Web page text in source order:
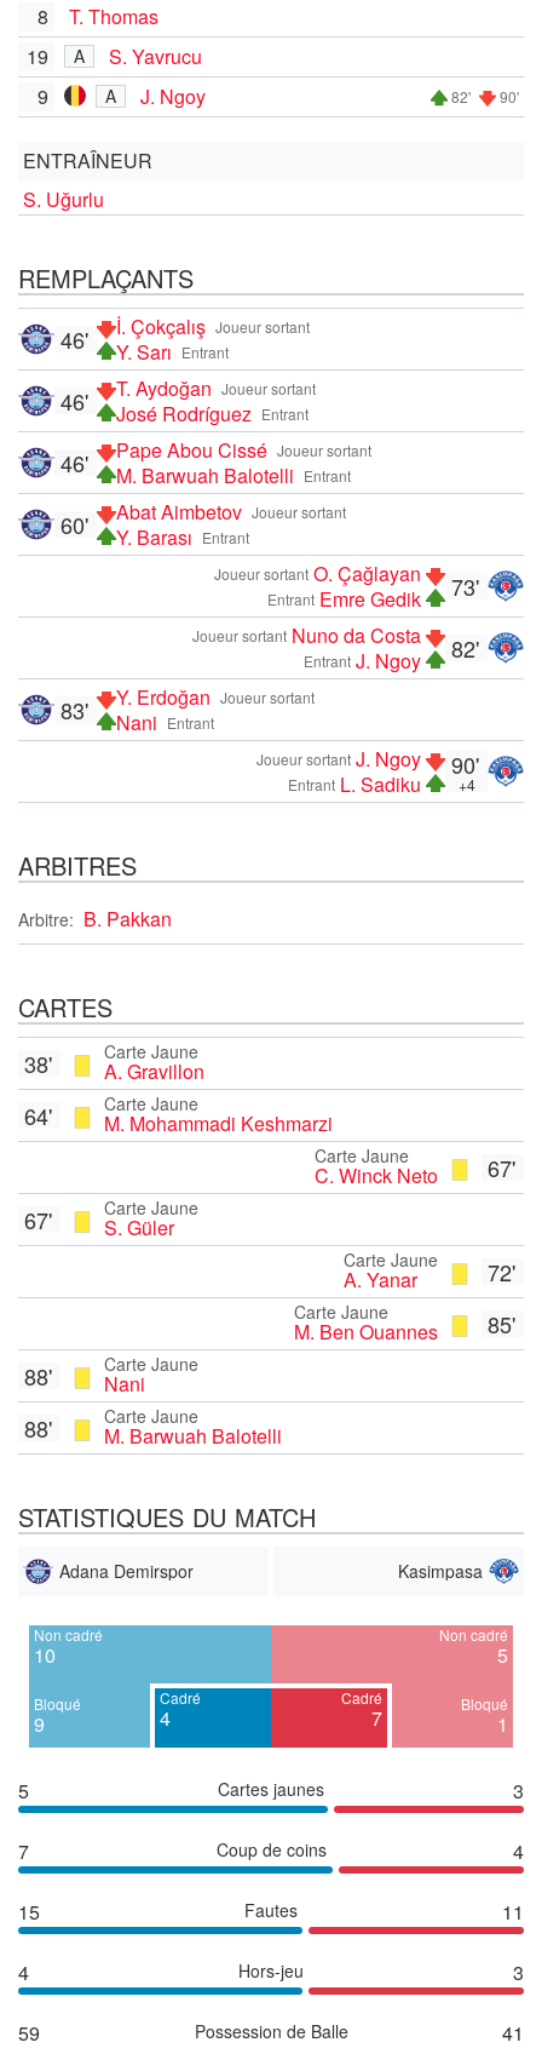
8
T. Thomas
19
A
S. Yavrucu
9
A J. Ngoy 82' 90'
ENTRAÎNEUR
S. Uğurlu
REMPLAÇANTS
Joueur sortant
İ. Çokçalış
Entrant
Y. Sarı
46'
Joueur sortant
T. Aydoğan
Entrant
José Rodríguez
46'
Joueur sortant
Pape Abou Cissé
Entrant
M. Barwuah Balotelli
46'
Joueur sortant
Abat Aimbetov
Entrant
Y. Barası
60'
73'
Joueur sortant O. Çağlayan
Entrant Emre Gedik
82'
Joueur sortant Nuno da Costa
Entrant J. Ngoy
Joueur sortant
Y. Erdoğan
Entrant
Nani
83'
90'
+4
Joueur sortant J. Ngoy
Entrant L. Sadiku
ARBITRES
Arbitre: B. Pakkan
CARTES
Carte Jaune
A. Gravillon
38'
Carte Jaune
M. Mohammadi Keshmarzi
64'
67'
Carte Jaune
C. Winck Neto
Carte Jaune
S. Güler
67'
72'
Carte Jaune
A. Yanar
85'
Carte Jaune
M. Ben Ouannes
Carte Jaune
Nani
88'
Carte Jaune
M. Barwuah Balotelli
88'
STATISTIQUES DU MATCH
Adana Demirspor Kasimpasa
Non cadré
10
Bloqué
9
Cadré
4
Cadré
7
Non cadré
5
Bloqué
1
5 Cartes jaunes 3
7 Coup de coins 4
15 Fautes 11
4 Hors-jeu 3
59 Possession de Balle 41